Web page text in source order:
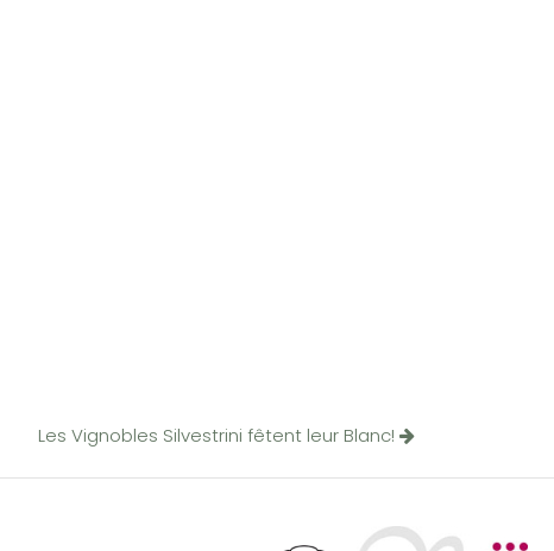
Les Vignobles Silvestrini fêtent leur Blanc!